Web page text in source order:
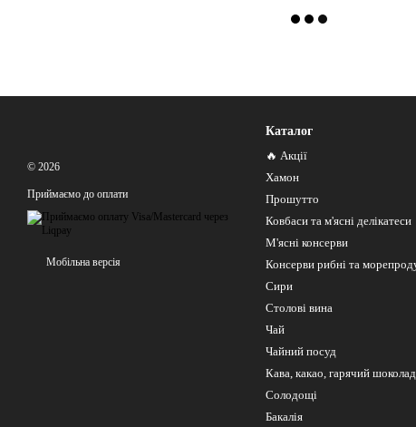
© 2026
Приймаємо до оплати
Мобільна версія
Каталог
🔥 Акції
Хамон
Прошутто
Ковбаси та м'ясні делікатеси
М'ясні консерви
Консерви рибні та
Сири
Столові вина
Чай
Чайний посуд
Кава, какао, гарячий шоколад
Солодощі
Бакалія